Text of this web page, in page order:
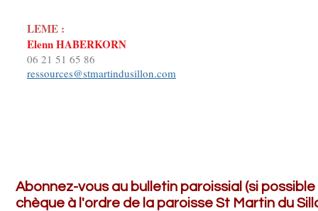
LEME :
Elenn HABERKORN
06 21 51 65 86
ressources@stmartindusillon.com
Abonnez-vous au bulletin paroissial (si
chèque à l'ordre de la paroisse St Martin du